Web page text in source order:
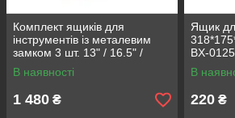
Комплект ящиків для
інструментів із металевим
замком 3 шт. 13" / 16.5" /
23.5" INTERTOOL BX-0007
В наявності
1 480 ₴
Ящик
BX-0125
В
220 ₴